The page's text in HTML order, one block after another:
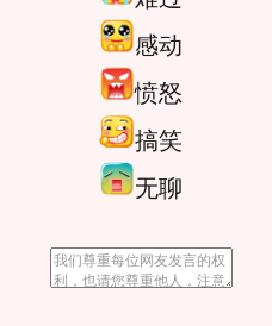
感动
愤怒
搞笑
无聊